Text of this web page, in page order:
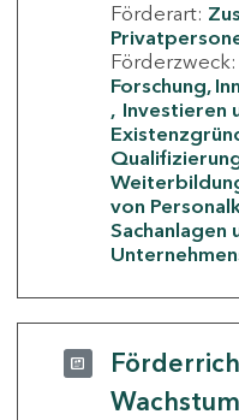
Förderart:
Förderzweck:
Forschung,
Investieren
von
Sachanlagen
Wachstum